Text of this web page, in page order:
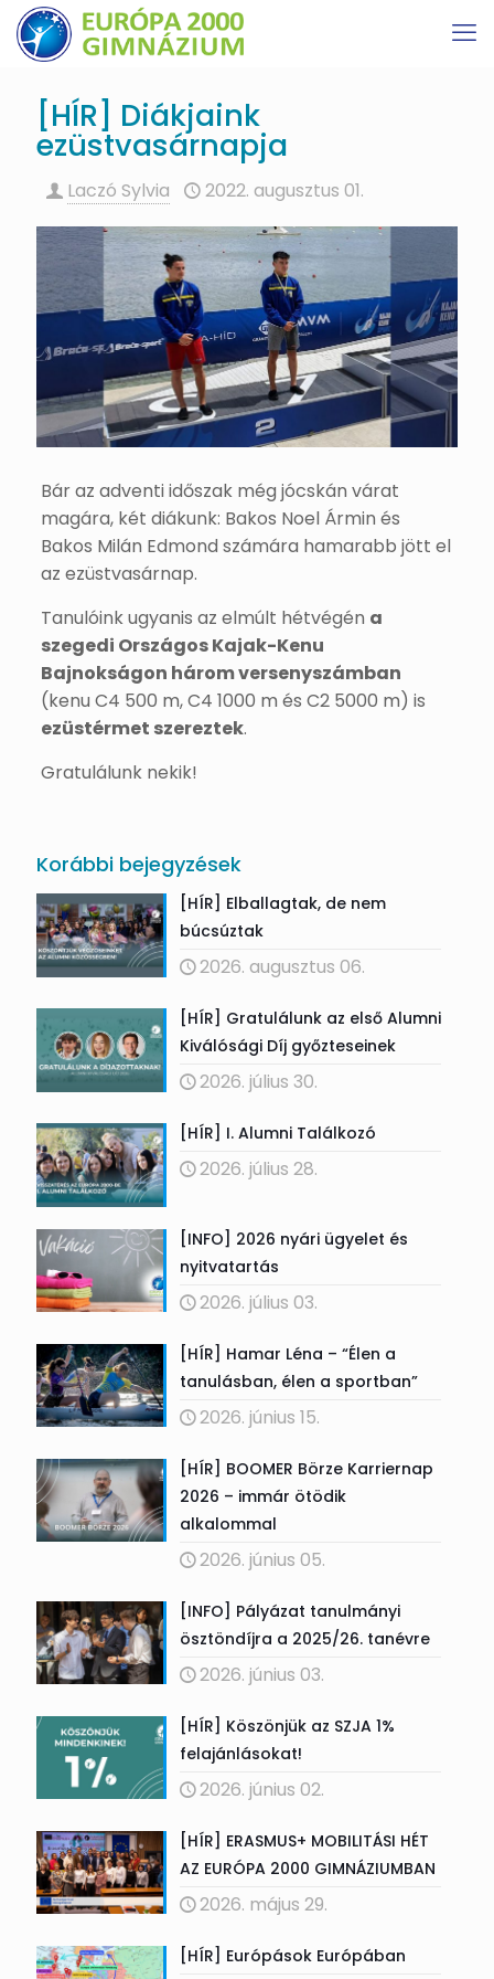
[HÍR] Diákjaink
ezüstvasárnapja
Laczó Sylvia 2022. augusztus 01.
Bár az adventi időszak még jócskán várat
magára, két diákunk: Bakos Noel Ármin és
Bakos Milán Edmond számára hamarabb jött el
az ezüstvasárnap.
Tanulóink ugyanis az elmúlt hétvégén a
szegedi Országos Kajak-Kenu
Bajnokságon három versenyszámban
(kenu C4 500 m, C4 1000 m és C2 5000 m) is
ezüstérmet szereztek.
Gratulálunk nekik!
Korábbi bejegyzések
[HÍR] Elballagtak, de nem
búcsúztak
2026. augusztus 06.
[HÍR] Gratulálunk az első Alumni
Kiválósági Díj győzteseinek
2026. július 30.
[HÍR] I. Alumni Találkozó
2026. július 28.
[INFO] 2026 nyári ügyelet és
nyitvatartás
2026. július 03.
[HÍR] Hamar Léna – “Élen a
tanulásban, élen a sportban”
2026. június 15.
[HÍR] BOOMER Börze Karriernap
2026 – immár ötödik
alkalommal
2026. június 05.
[INFO] Pályázat tanulmányi
ösztöndíjra a 2025/26. tanévre
2026. június 03.
[HÍR] Köszönjük az SZJA 1%
felajánlásokat!
2026. június 02.
[HÍR] ERASMUS+ MOBILITÁSI HÉT
AZ EURÓPA 2000 GIMNÁZIUMBAN
2026. május 29.
[HÍR] Európások Európában